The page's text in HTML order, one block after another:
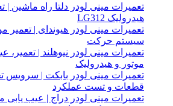
تعمیرات مینی لودر دلتا راه ماشین |
هیدرولیک LG312
تعمیرات مینی لودر هیوندای | تعمیر
سیستم حرکت
تعمیرات مینی لودر نیوهلند | تعمیر،
موتور و هیدرولیک
تعمیرات مینی لودر بابکت |
قطعات و تست عملکرد
تعمیرات مینی لودر دراج | عیب یابی